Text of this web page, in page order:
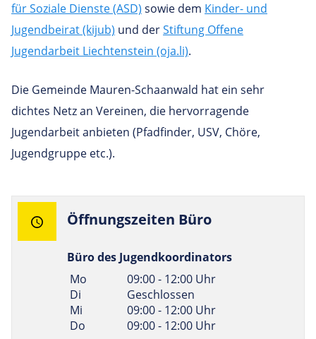
für Soziale Dienste (ASD) sowie dem Kinder- und
Jugendbeirat (kijub) und derStiftung Offene
Jugendarbeit Liechtenstein (oja.li).
Die Gemeinde Mauren-Schaanwald hat ein sehr
dichtes Netz an Vereinen, die hervorragende
Jugendarbeit anbieten (Pfadfinder, USV, Chöre,
Jugendgruppe etc.).
Öff­nungs­zeiten Büro
Büro des Jugendkoordinators
Mo
Di
Mi
Do
09:00 - 12:00 Uhr
Geschlossen
09:00 - 12:00 Uhr
09:00 - 12:00 Uhr